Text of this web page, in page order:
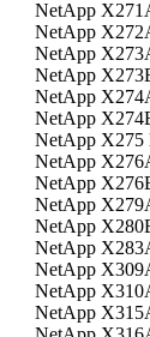
NetApp
NetApp
NetApp
NetApp
NetApp
NetApp
NetApp X275
NetApp
NetApp
NetApp
NetApp
NetApp
NetApp
NetApp
NetApp